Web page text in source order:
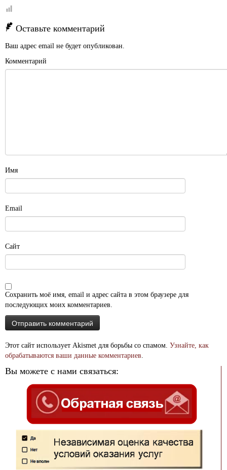
Оставьте комментарий
Ваш адрес email не будет опубликован.
Комментарий
Имя
Email
Сайт
Сохранить моё имя, email и адрес сайта в этом браузере для
последующих моих комментариев.
Этот сайт использует Akismet для борьбы со спамом. Узнайте, как
обрабатываются ваши данные комментариев.
Вы можете с нами связаться: